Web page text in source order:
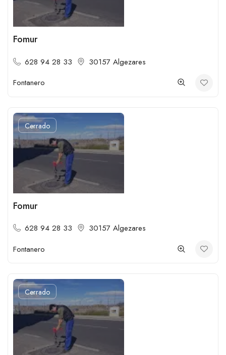
Fomur
628 94 28 33
30157 Algezares
Fontanero
Cerrado
Fomur
628 94 28 33
30157 Algezares
Fontanero
Cerrado